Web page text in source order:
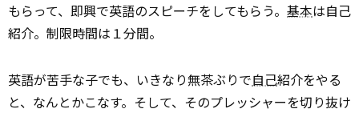
もらって、即興で英語のスピーチをしてもらう。 基本は自己
紹介。制限時間は１分間。
英語が苦手な子でも、いきなり無茶ぶりで自己紹介をやる
と、なんとかこなす。そして、そのプレッシャーを切り抜け